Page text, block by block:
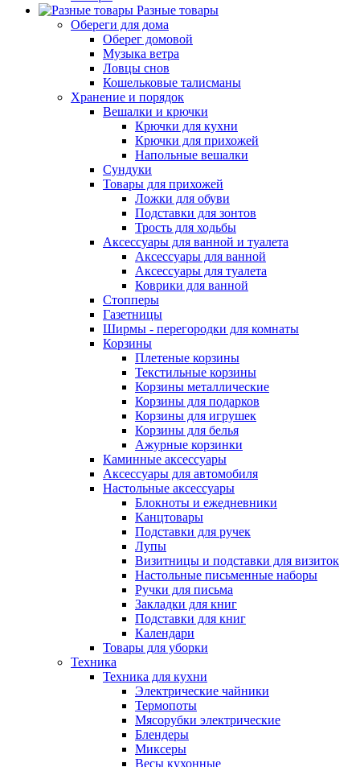
Разные товары
Обереги для дома
Оберег домовой
Музыка ветра
Ловцы снов
Кошельковые талисманы
Хранение и порядок
Вешалки и крючки
Крючки для кухни
Крючки для прихожей
Напольные вешалки
Сундуки
Товары для прихожей
Ложки для обуви
Подставки для зонтов
Трость для ходьбы
Аксессуары для ванной и туалета
Аксессуары для ванной
Аксессуары для туалета
Коврики для ванной
Стопперы
Газетницы
Ширмы - перегородки для комнаты
Корзины
Плетеные корзины
Текстильные корзины
Корзины металлические
Корзины для подарков
Корзины для игрушек
Корзины для белья
Ажурные корзинки
Каминные аксессуары
Аксессуары для автомобиля
Настольные аксессуары
Блокноты и ежедневники
Канцтовары
Подставки для ручек
Лупы
Визитницы и подставки для визиток
Настольные письменные наборы
Ручки для письма
Закладки для книг
Подставки для книг
Календари
Товары для уборки
Техника
Техника для кухни
Электрические чайники
Термопоты
Мясорубки электрические
Блендеры
Миксеры
Весы кухонные